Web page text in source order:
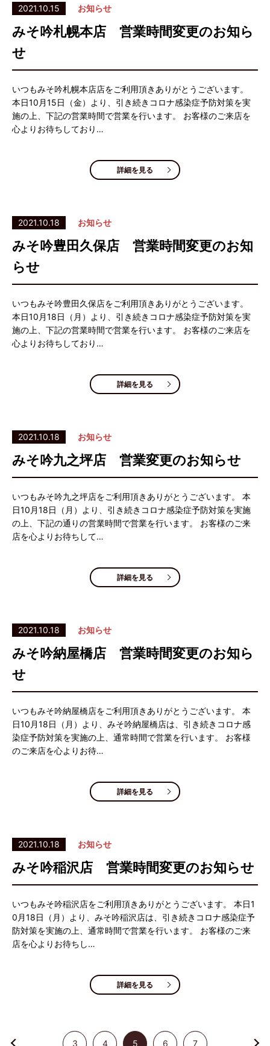
2021.10.15 お知らせ
みそ吟札幌本店 営業時間変更のお知ら
せ
いつもみそ吟札幌本店店をご利用頂きありがとうございます。
本日10月15日（金）より、引き続きコロナ感染症予防対策を実
施の上、下記の営業時間で営業を行います。 お客様のご来店を
心よりお待ちしており…
詳細を見る
2021.10.18 お知らせ
みそ吟豊田久保店 営業時間変更のお知
らせ
いつもみそ吟豊田久保店をご利用頂きありがとうございます。
本日10月18日（月）より、引き続きコロナ感染症予防対策を実
施の上、下記の営業時間で営業を行います。 お客様のご来店を
心よりお待ちしており…
詳細を見る
2021.10.18 お知らせ
みそ吟九之坪店 営業変更のお知らせ
いつもみそ吟九之坪店をご利用頂きありがとうございます。 本
日10月18日（月）より、引き続きコロナ感染症予防対策を実施
の上、下記の通りの営業時間で営業を行います。 お客様のご来
店を心よりお待ちして…
詳細を見る
2021.10.18 お知らせ
みそ吟納屋橋店 営業時間変更のお知ら
せ
いつもみそ吟納屋橋店をご利用頂きありがとうございます。 本
日10月18日（月）より、みそ吟納屋橋店は、引き続きコロナ感
染症予防対策を実施の上、通常時間で営業を行います。 お客様
のご来店を心よりお待…
詳細を見る
2021.10.18 お知らせ
みそ吟稲沢店 営業時間変更のお知らせ
いつもみそ吟稲沢店をご利用頂きありがとうございます。 本日1
0月18日（月）より、みそ吟稲沢店は、引き続きコロナ感染症予
防対策を実施の上、通常時間で営業を行います。 お客様のご来
店を心よりお待ちし…
詳細を見る
3 4 5 6 7